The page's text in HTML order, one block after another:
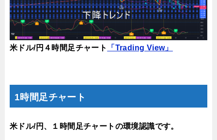
米ドル/円４時間足チャート 「Trading View」
1時間足チャート
米ドル/円、１時間足チャートの環境認識です。